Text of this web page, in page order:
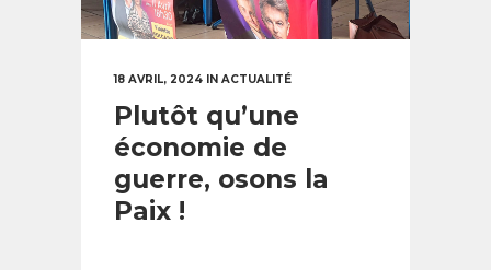
18 AVRIL, 2024 IN ACTUALITÉ
Plutôt qu’une
économie de
guerre, osons la
Paix !